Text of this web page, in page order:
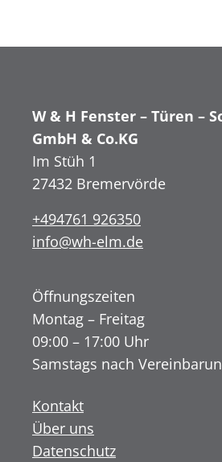
W & H Fenster – Türen –
GmbH & Co.KG
Im Stüh 1
27432 Bremervörde
+494761 926350
info@wh-elm.de
Öffnungszeiten
Montag – Freitag
09:00 – 17:00 Uhr
Samstags nach
Kontakt
Über uns
Datenschutz